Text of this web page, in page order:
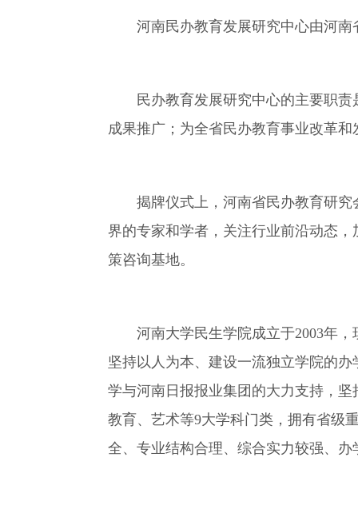
河南民办教育发展研究中心由河南
民办教育发展研究中心的主要职责
成果推广；为全省民办教育事业改革
揭牌仪式上，河南省民办教育研究
界的专家和学者，关注行业前沿动态
策咨询基地。
河南大学民生学院成立于2003年，
坚持以人为本、建设一流独立学院的
学与河南日报报业集团的大力支持，
教育、艺术等9大学科门类，拥有省级
全、专业结构合理、综合实力较强、